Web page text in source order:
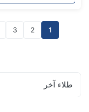
1
2
3
طلاء آخر